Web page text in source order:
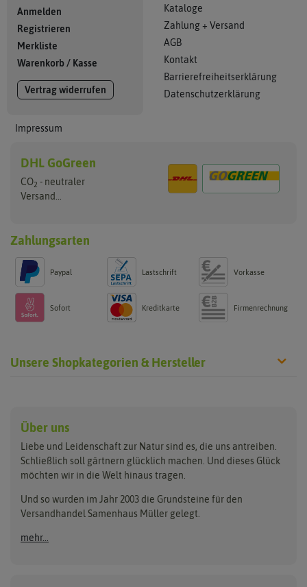
Anmelden
Registrieren
Merkliste
Warenkorb/ Kasse
Vertrag widerrufen
Impressum
Kataloge
Zahlung + Versand
AGB
Kontakt
Barrierefreiheitserklärung
Datenschutzerklärung
DHL GoGreen
CO2 - neutraler
Versand...
Zahlungsarten
Paypal Lastschrift Vorkasse
Sofort Kreditkarte Firmenrechnung
Unsere Shopkategorien & Hersteller
Anzuchtschalen
Beleuchtung
Erdbeertürme
Folien, Vliese und Netze
Gartengeräte
Nützlinge & Nisthilfen
Keimsprossen
Saatgut für Werbezwecke
Samen-Sets
Gemüsesamen
Benary
Buzzy Seeds
Clever Pots
Dürr-Samen
FLORTUS
Greenline
Grüne Oase
Über uns
Liebe und Leidenschaft zur Natur sind es, die uns antreiben.
Schließlich soll gärtnern glücklich machen. Und dieses Glück
möchten wir in die Welt hinaus tragen.
Und so wurden im Jahr 2003 die Grundsteine für den
Versandhandel Samenhaus Müller gelegt.
mehr...